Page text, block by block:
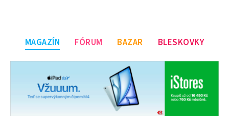
MAGAZÍN FÓRUM BAZAR BLESKOVKY